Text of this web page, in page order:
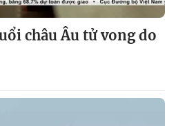
châu Âu tử vong do